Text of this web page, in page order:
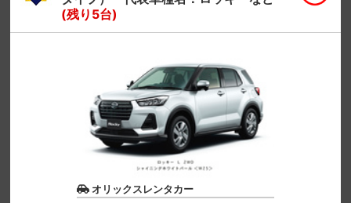
(残り5台)
オリックスレンタカー